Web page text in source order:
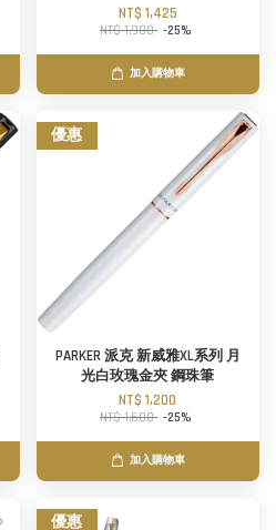
NT$ 1,425
NT$ 1,900 -25%
加入購物車
優惠
PARKER 派克 新威雅XL系列 月
光白玫瑰金夾 鋼珠筆
NT$ 1,200
NT$ 1,600 -25%
加入購物車
優惠